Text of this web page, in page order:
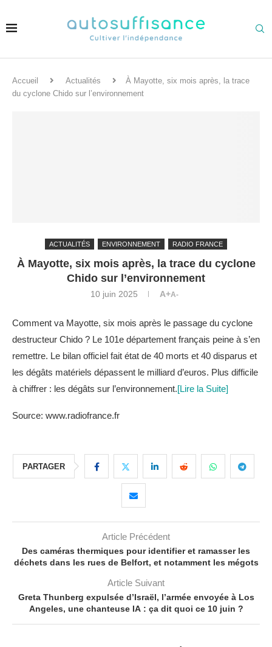
Accueil Actualités
À Mayotte, six mois après, la trace
du cyclone Chido sur l’environnement
ACTUALITÉS ENVIRONNEMENT RADIO FRANCE
À Mayotte, six mois après, la trace du cyclone
Chido sur l’environnement
10 juin 2025 A+A-
Comment va Mayotte, six mois après le passage du cyclone
destructeur Chido ? Le 101e département français peine à s’en
remettre. Le bilan officiel fait état de 40 morts et 40 disparus et
les dégâts matériels dépassent le milliard d’euros. Plus difficile
à chiffrer : les dégâts sur l’environnement.[Lire la Suite]
Source: www.radiofrance.fr
PARTAGER
Article Précédent
Des caméras thermiques pour identifier et ramasser les
déchets dans les rues de Belfort, et notamment les mégots
Article Suivant
Greta Thunberg expulsée d’Israël, l’armée envoyée à Los
Angeles, une chanteuse IA : ça dit quoi ce 10 juin ?